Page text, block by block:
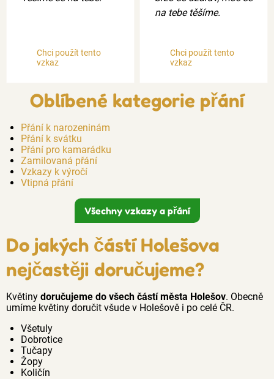
Chci použít tento
vzkaz
na tebe těšíme.
Chci použít tento
vzkaz
Oblíbené kategorie přání
Přání k narozeninám
Přání k svátku
Přání pro kamarádku
Zamilovaná přání
Vzkazy k výročí
Vtipná přání
Všechny vzkazy a přání
Do jakých částí Holešova
nejčastěji doručujeme?
Květiny doručujeme do všech částí města Holešov. Obecně
umíme květiny doručit všude v Holešově i po celé ČR.
Všetuly
Dobrotice
Tučapy
Žopy
Količín